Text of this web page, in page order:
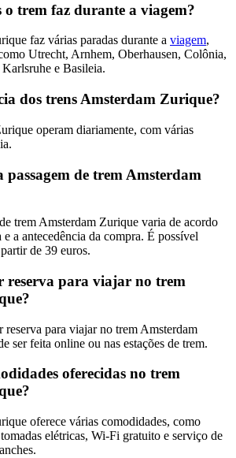
o trem faz durante a viagem?
faz várias paradas durante a viagem,
Utrecht, Arnhem, Oberhausen, Colônia,
e Basileia.
dos trens Amsterdam Zurique?
operam diariamente, com várias
passagem de trem Amsterdam
trem Amsterdam Zurique varia de acordo
e a antecedência da compra. É possível
de 39 euros.
reserva para viajar no trem
reserva para viajar no trem Amsterdam
ser feita online ou nas estações de trem.
oferecidas no trem
oferece várias comodidades, como
elétricas, Wi-Fi gratuito e serviço de